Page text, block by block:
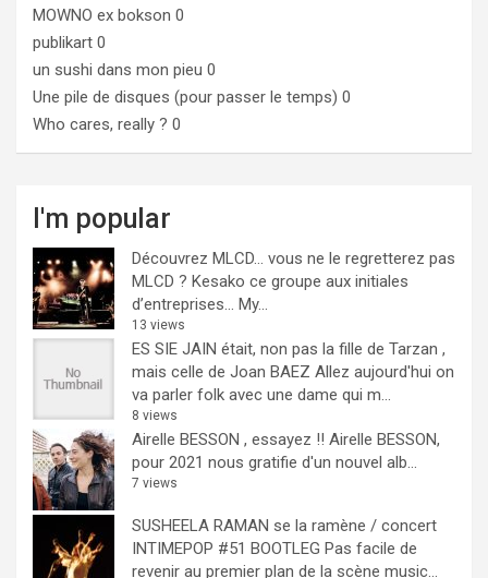
MOWNO ex bokson 0
publikart 0
un sushi dans mon pieu 0
Une pile de disques (pour passer le temps) 0
Who cares, really ? 0
I'm popular
Découvrez MLCD… vous ne le regretterez pas
MLCD ? Kesako ce groupe aux initiales
d’entreprises… My...
13 views
ES SIE JAIN était, non pas la fille de Tarzan ,
mais celle de Joan BAEZ Allez aujourd'hui on
va parler folk avec une dame qui m...
8 views
Airelle BESSON , essayez !! Airelle BESSON,
pour 2021 nous gratifie d'un nouvel alb...
7 views
SUSHEELA RAMAN se la ramène / concert
INTIMEPOP #51 BOOTLEG Pas facile de
revenir au premier plan de la scène music...